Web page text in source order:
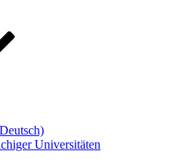
Universitäten